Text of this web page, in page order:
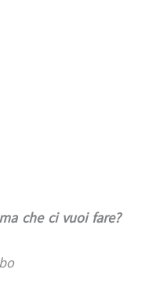
che ci vuoi fare?